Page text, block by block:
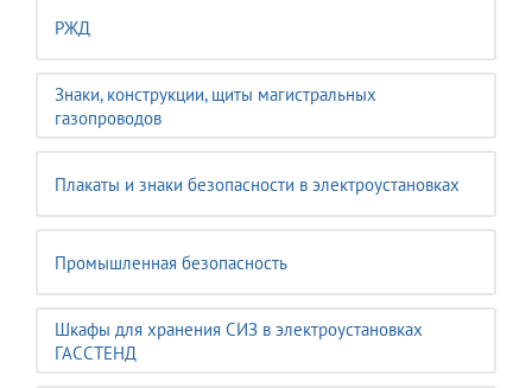
РЖД
Знаки, конструкции, щиты магистральных
газопроводов
Плакаты и знаки безопасности в электроустановках
Промышленная безопасность
Шкафы для хранения СИЗ в электроустановках
ГАССТЕНД